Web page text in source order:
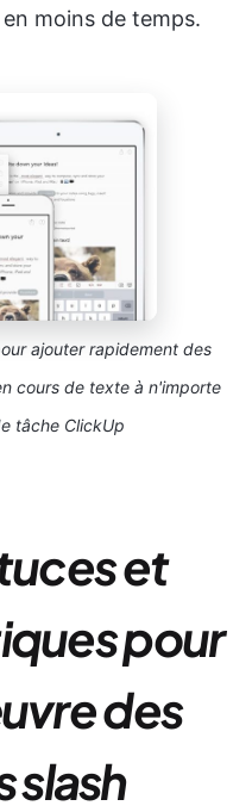
moins de temps.
ajouter rapidement des
cours de texte à n'importe
tâche ClickUp
et
pour
des
slash